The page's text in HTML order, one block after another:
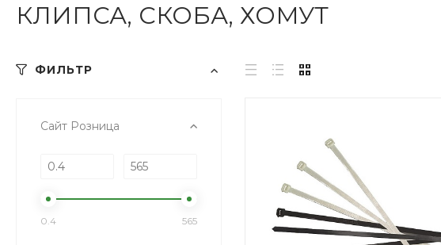
КЛИПСА, СКОБА, ХОМУТ
ФИЛЬТР
Сайт Розница
0.4 565